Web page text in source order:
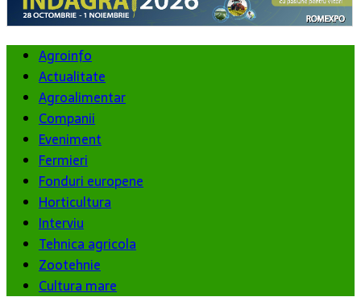
Agroinfo
Actualitate
Agroalimentar
Companii
Eveniment
Fermieri
Fonduri europene
Horticultura
Interviu
Tehnica agricola
Zootehnie
Cultura mare